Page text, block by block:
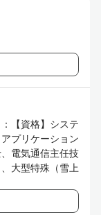
【資格】システ
プリケーション
電気通信主任技
大型特殊（雪上